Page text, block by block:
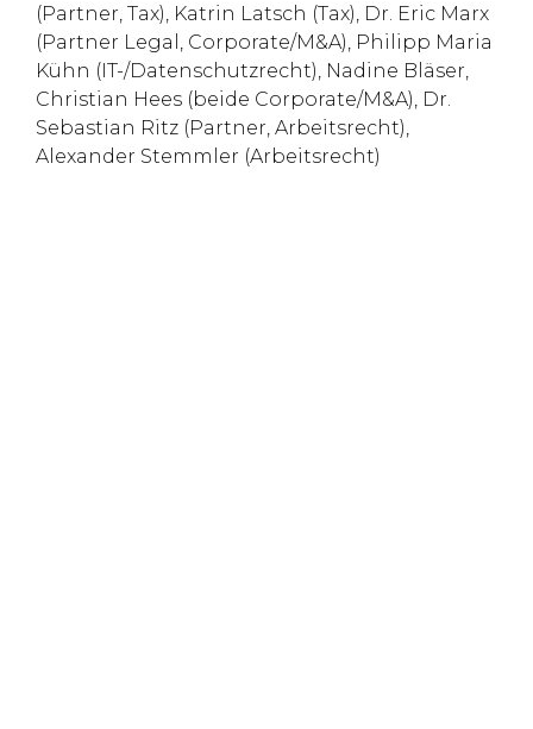
(Partner, Tax), Katrin Latsch (Tax), Dr. Eric Marx
(Partner Legal, Corporate/M&A), Philipp Maria
Kühn (IT-/Datenschutzrecht), Nadine Bläser,
Christian Hees (beide Corporate/M&A), Dr.
Sebastian Ritz (Partner, Arbeitsrecht),
Alexander Stemmler (Arbeitsrecht)